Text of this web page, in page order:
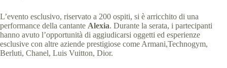
L’evento esclusivo, riservato a 200 ospiti, si è arricchito di una
performance della cantante Alexia. Durante la serata, i partecipanti
hanno avuto l’opportunità di aggiudicarsi oggetti ed esperienze
esclusive con altre aziende prestigiose come Armani,Technogym,
Berluti, Chanel, Luis Vuitton, Dior.